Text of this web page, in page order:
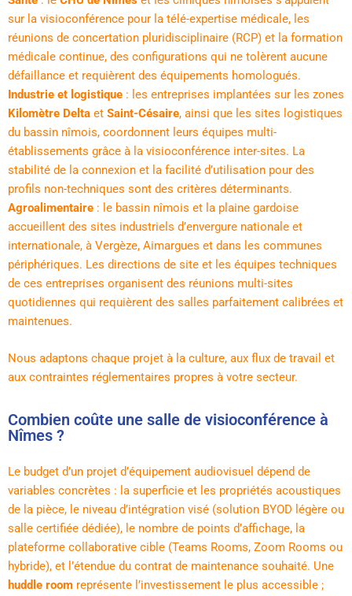
sur la visioconférence pour la télé-expertise médicale, les
réunions de concertation pluridisciplinaire (RCP) et la formation
médicale continue, des configurations qui ne tolèrent aucune
défaillance et requièrent des équipements homologués.
Industrie et logistique : les entreprises implantées sur les zones
Kilomètre Delta et Saint-Césaire, ainsi que les sites logistiques
du bassin nîmois, coordonnent leurs équipes multi-
établissements grâce à la visioconférence inter-sites. La
stabilité de la connexion et la facilité d’utilisation pour des
profils non-techniques sont des critères déterminants.
Agroalimentaire : le bassin nîmois et la plaine gardoise
accueillent des sites industriels d’envergure nationale et
internationale, à Vergèze, Aimargues et dans les communes
périphériques. Les directions de site et les équipes techniques
de ces entreprises organisent des réunions multi-sites
quotidiennes qui requièrent des salles parfaitement calibrées et
maintenues.
Nous adaptons chaque projet à la culture, aux flux de travail et
aux contraintes réglementaires propres à votre secteur.
Combien coûte une salle de visioconférence à
Nîmes ?
Le budget d’un projet d’équipement audiovisuel dépend de
variables concrètes : la superficie et les propriétés acoustiques
de la pièce, le niveau d’intégration visé (solution BYOD légère ou
salle certifiée dédiée), le nombre de points d’affichage, la
plateforme collaborative cible (Teams Rooms, Zoom Rooms ou
hybride), et l’étendue du contrat de maintenance souhaité. Une
huddle room représente l’investissement le plus accessible ;